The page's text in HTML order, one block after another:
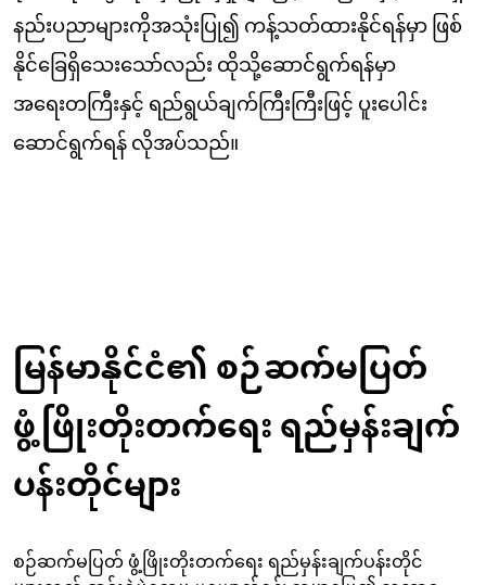
နည်းပညာများကိုအသုံးပြု၍ ကန့်သတ်ထားနိုင်ရန်မှာ ဖြစ်
နိုင်ခြေရှိသေးသော်လည်း ထိုသို့ဆောင်ရွက်ရန်မှာ
အရေးတကြီးနှင့် ရည်ရွယ်ချက်ကြီးကြီးဖြင့် ပူးပေါင်း
ဆောင်ရွက်ရန် လိုအပ်သည်။
မြန်မာနိုင်ငံ၏ စဉ်ဆက်မပြတ်
ဖွံ့ဖြိုးတိုးတက်ရေး ရည်မှန်းချက်
ပန်းတိုင်များ
စဉ်ဆက်မပြတ် ဖွံ့ဖြိုးတိုးတက်ရေး ရည်မှန်းချက်ပန်းတိုင်